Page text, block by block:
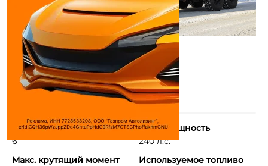
Количество цилиндров
6
Макс. мощность
240 л.с.
Макс. крутящий момент
Используемое топливо